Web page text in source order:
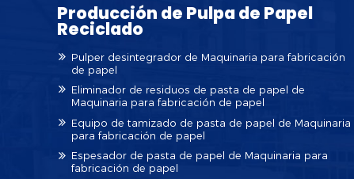
Producción de Pulpa de Papel
Reciclado
Pulper desintegrador de Maquinaria para fabricación
de papel
Eliminador de residuos de pasta de papel de
Maquinaria para fabricación de papel
Equipo de tamizado de pasta de papel de Maquinaria
para fabricación de papel
Espesador de pasta de papel de Maquinaria para
fabricación de papel